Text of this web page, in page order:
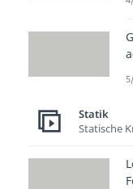
Statik
Statische